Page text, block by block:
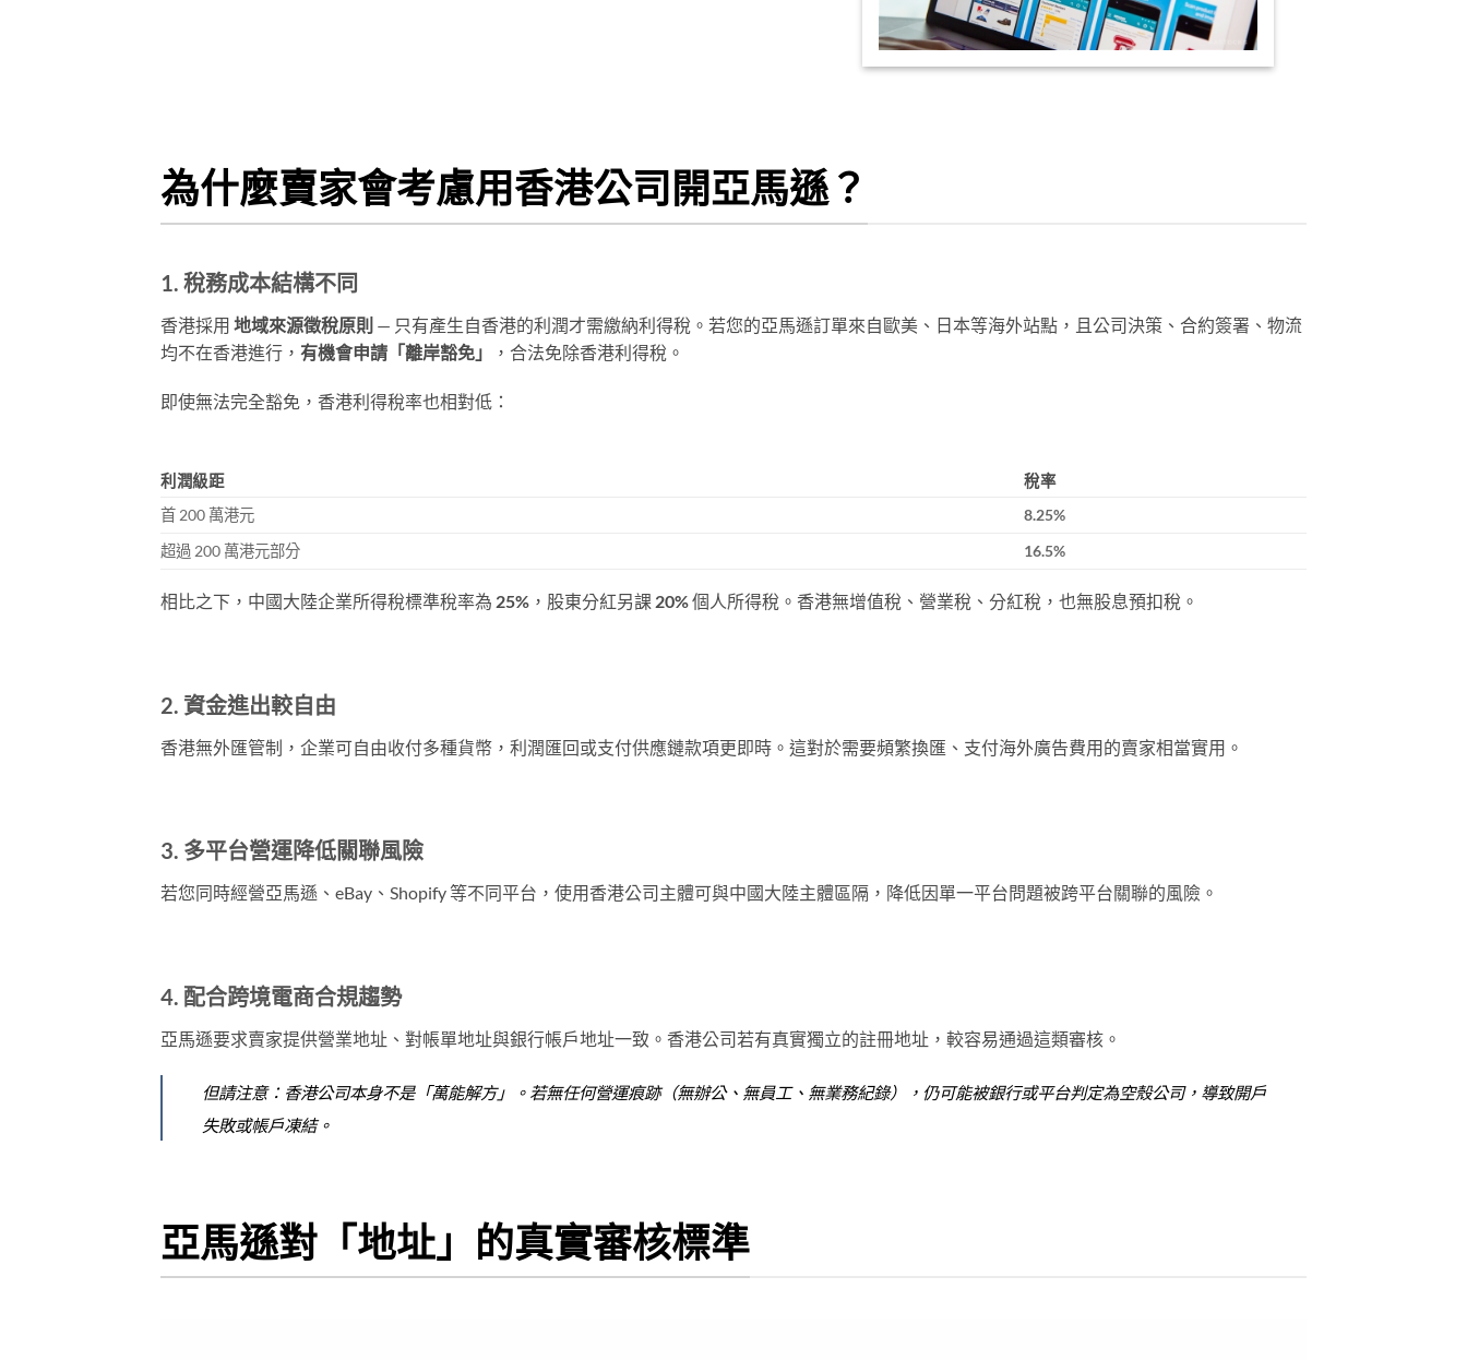
為什麼賣家會考慮用香港公司開亞馬遜？
1. 稅務成本結構不同
香港採用 地域來源徵稅原則 — 只有產生自香港的利潤才需繳納利得稅。若您的亞馬遜訂單來自歐美、日本等海外站點，且公司決策、合約簽署、物流
均不在香港進行， 有機會申請「離岸豁免」 ，合法免除香港利得稅。
即使無法完全豁免，香港利得稅率也相對低：
利潤級距
稅率
首 200 萬港元
8.25%
超過 200 萬港元部分
16.5%
相比之下，中國大陸企業所得稅標準稅率為 25% ，股東分紅另課 20%個人所得稅。香港無增值稅、營業稅、分紅稅，也無股息預扣稅。
2. 資金進出較自由
香港無外匯管制，企業可自由收付多種貨幣，利潤匯回或支付供應鏈款項更即時。這對於需要頻繁換匯、支付海外廣告費用的賣家相當實用。
3. 多平台營運降低關聯風險
若您同時經營亞馬遜、eBay、Shopify 等不同平台，使用香港公司主體可與中國大陸主體區隔，降低因單一平台問題被跨平台關聯的風險。
4. 配合跨境電商合規趨勢
亞馬遜要求賣家提供營業地址、對帳單地址與銀行帳戶地址一致。香港公司若有真實獨立的註冊地址，較容易通過這類審核。
但請注意：香港公司本身不是「萬能解方」。若無任何營運痕跡（無辦公、無員工、無業務紀錄），仍可能被銀行或平台判定為空殼公司，導致開戶
失敗或帳戶凍結。
亞馬遜對「地址」的真實審核標準